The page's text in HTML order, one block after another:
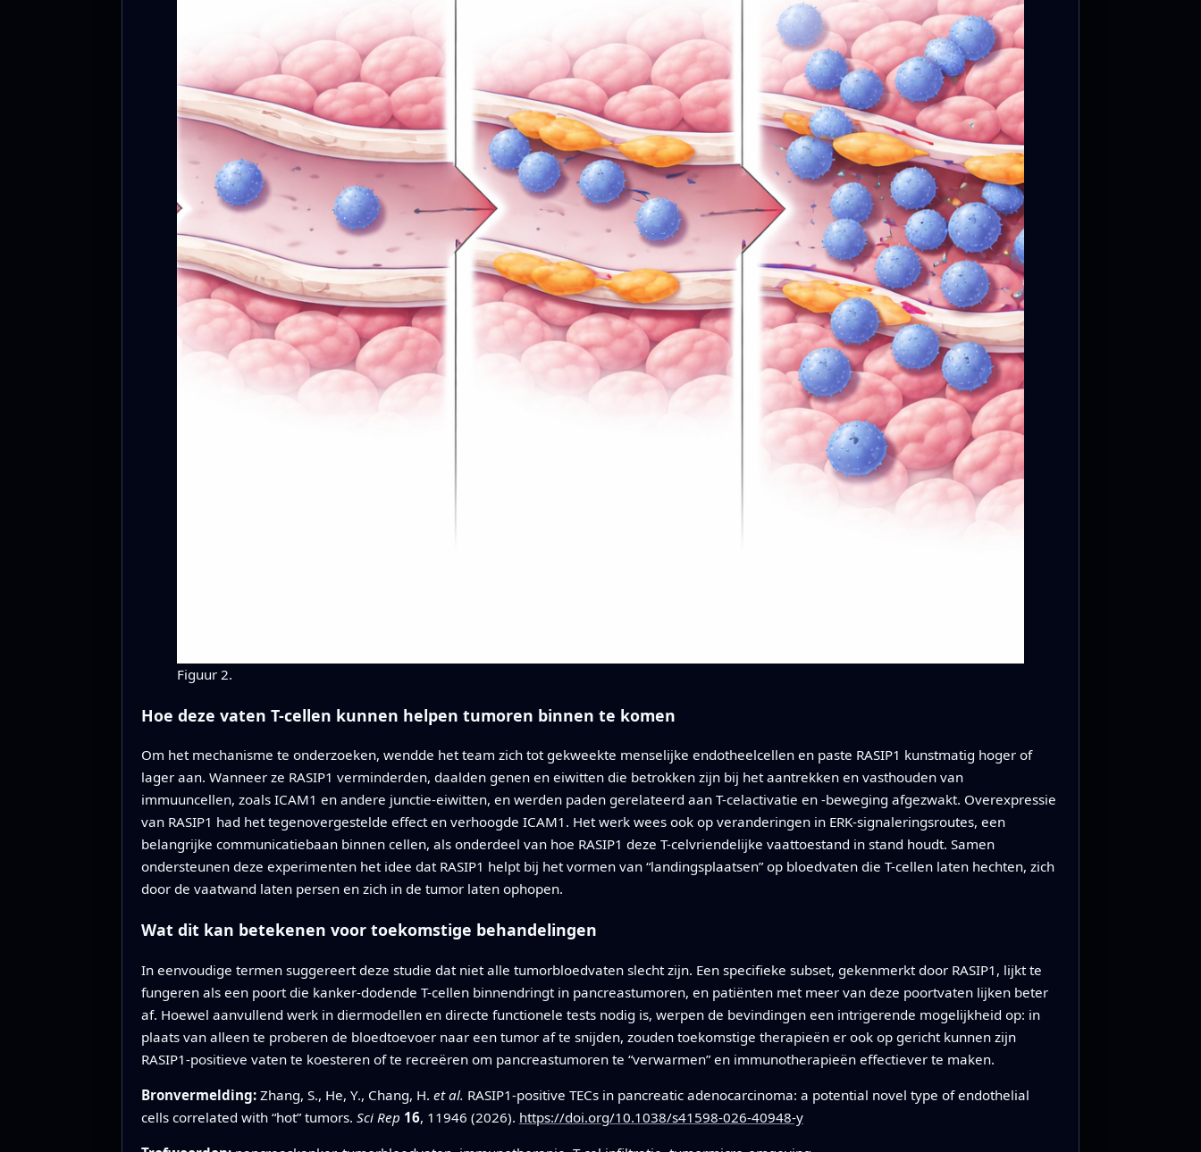
Figuur 2.
Hoe deze vaten T-cellen kunnen helpen tumoren binnen te komen
Om het mechanisme te onderzoeken, wendde het team zich tot gekweekte menselijke endotheelcellen en paste RASIP1 kunstmatig hoger of
lager aan. Wanneer ze RASIP1 verminderden, daalden genen en eiwitten die betrokken zijn bij het aantrekken en vasthouden van
immuuncellen, zoals ICAM1 en andere junctie-eiwitten, en werden paden gerelateerd aan T-celactivatie en -beweging afgezwakt. Overexpressie
van RASIP1 had het tegenovergestelde effect en verhoogde ICAM1. Het werk wees ook op veranderingen in ERK-signaleringsroutes, een
belangrijke communicatiebaan binnen cellen, als onderdeel van hoe RASIP1 deze T-celvriendelijke vaattoestand in stand houdt. Samen
ondersteunen deze experimenten het idee dat RASIP1 helpt bij het vormen van “landingsplaatsen” op bloedvaten die T-cellen laten hechten, zich
door de vaatwand laten persen en zich in de tumor laten ophopen.
Wat dit kan betekenen voor toekomstige behandelingen
In eenvoudige termen suggereert deze studie dat niet alle tumorbloedvaten slecht zijn. Een specifieke subset, gekenmerkt door RASIP1, lijkt te
fungeren als een poort die kanker-dodende T-cellen binnendringt in pancreastumoren, en patiënten met meer van deze poortvaten lijken beter
af. Hoewel aanvullend werk in diermodellen en directe functionele tests nodig is, werpen de bevindingen een intrigerende mogelijkheid op: in
plaats van alleen te proberen de bloedtoevoer naar een tumor af te snijden, zouden toekomstige therapieën er ook op gericht kunnen zijn
RASIP1-positieve vaten te koesteren of te recreëren om pancreastumoren te “verwarmen” en immunotherapieën effectiever te maken.
Bronvermelding: Zhang, S., He, Y., Chang, H. et al. RASIP1-positive TECs in pancreatic adenocarcinoma: a potential novel type of endothelial
cells correlated with “hot” tumors. Sci Rep 16, 11946 (2026). https://doi.org/10.1038/s41598-026-40948-y